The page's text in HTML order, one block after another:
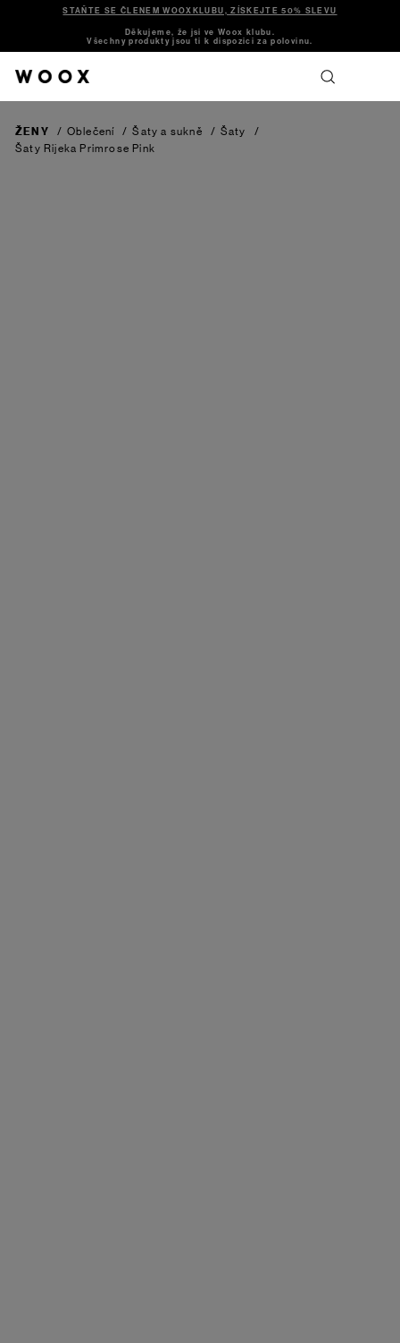
STAŇTE SE ČLENEM WOOXKLUBU, ZÍSKEJTE 50% SLEVU
Děkujeme, že jsi ve Woox klubu.
Všechny produkty jsou ti k dispozici za polovinu.
ŽENY / Oblečení / Šaty a sukně / Šaty
/
Šaty Rijeka Primrose Pink